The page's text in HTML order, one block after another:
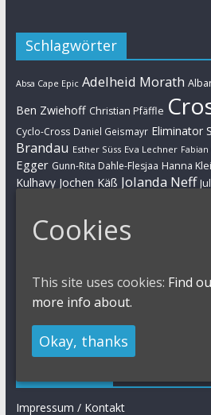
Schlagwörter
Absa Cape Epic Adelheid Morath
Ben Zwiehoff Christian Pfäffle
Cyclo-Cross Daniel Geismayr Eliminator
Brandau Esther Süss Eva Lechner Fabian
Egger Gunn-Rita Dahle-Flesjaa Hanna
Kulhavy Jochen Käß Jolanda Neff
Manuel Fumic
Kaufmann Markus Schulte-Lünzum
MTB Nadine Rieder
Impressum / Kontakt
Cookies
This site uses cookies: Find
more info about.
Okay, thanks